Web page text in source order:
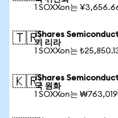
1 SOXXon는
🇹🇷iShares
키 리라
1 SOXXon는
🇰🇷iShares
국 원화
1 SOXXon는